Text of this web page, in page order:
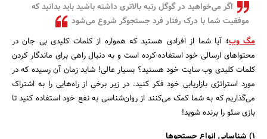
اگر می‌خواهید در گوگل رتبه بالاتری داشته باشید باید بدانید که
موفقیت شما با درک رفتار فرد جستجوگر شروع می‌شود
مگ وب؛ آیا شما از افرادی هستید که همواره از کلمات کلیدی بی جان در
محتواهای ارسالی خود استفاده کرده است و به دنبال راهی برای ماندگار کردن
کلمات کلیدی وب سایت خود هستید؟ بسیار عالی! شاید زمان آن رسیده که در
مورد استراتژی بازاریابی خود فکر کنید. در زیر برخی از راه‌هایی را به اشتراک
می‌گذاریم که به شما کمک می‌کنند از روان‌شناسی به نفع خود استفاده کنید تا
بازی سئو را برنده شوید!